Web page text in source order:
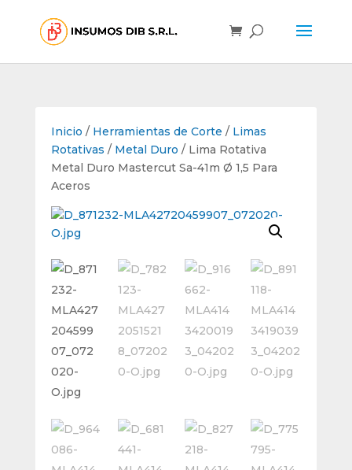
Inicio / Herramientas de Corte / Limas
Rotativas / Metal Duro / Lima Rotativa
Metal Duro Mastercut Sa-41m Ø 1,5 Para
Aceros